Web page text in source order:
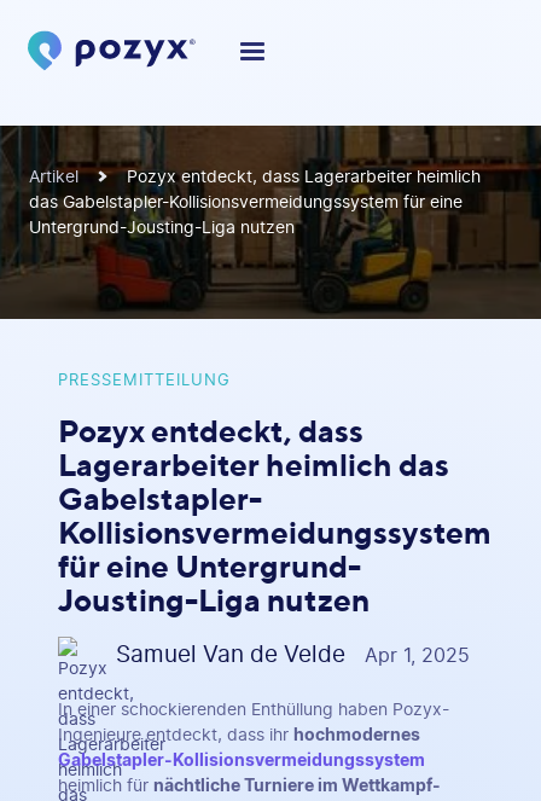
Artikel
Pozyx entdeckt, dass Lagerarbeiter heimlich
das Gabelstapler-Kollisionsvermeidungssystem für eine
Untergrund-Jousting-Liga nutzen
PRESSEMITTEILUNG
Pozyx entdeckt, dass
Lagerarbeiter heimlich das
Gabelstapler-
Kollisionsvermeidungssystem
für eine Untergrund-
Jousting-Liga nutzen
Samuel Van de Velde Apr 1, 2025
In einer schockierenden Enthüllung haben Pozyx-
Ingenieure entdeckt, dass ihr hochmodernes
Gabelstapler-Kollisionsvermeidungssystem
heimlich für nächtliche Turniere im Wettkampf-